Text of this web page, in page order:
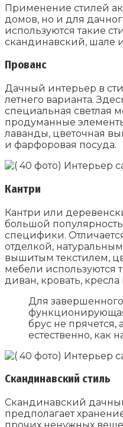
Применение стилей
домов, но и для
используются такие
скандинавский, шале
Прованс
Дачный интерьер в
летнего варианта.
специальная светлая
продуманные
лаванды, цветочная
и фарфоровая посуда.
Кантри
Кантри или
большой
специфики.
отделкой,
вышитым текстилем,
мебели используются
диван, кровать, кресла
Для
брус не прячется,
естественно, как
Скандинавский стиль
Скандинавский
предполагает